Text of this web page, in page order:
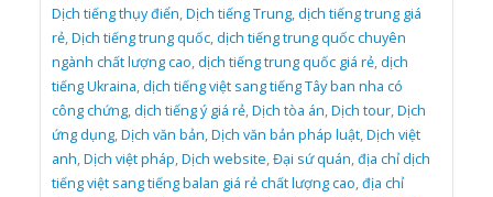
Dịch tiếng thụy điển,Dịch tiếng Trung,dịch tiếng trung giá
rẻ,Dịch tiếng trung quốc,dịch tiếng trung quốc chuyên
ngành chất lượng cao,dịch tiếng trung quốc giá rẻ,dịch
tiếng Ukraina,dịch tiếng việt sang tiếng Tây ban nha có
công chứng,dịch tiếng ý giá rẻ,Dịch tòa án,Dịch tour,Dịch
ứng dụng,Dịch văn bản,Dịch văn bản pháp luật,Dịch việt
anh,Dịch việt pháp,Dịch website,Đại sứ quán,địa chỉ dịch
tiếng việt sang tiếng balan giá rẻ chất lượng cao,địa chỉ